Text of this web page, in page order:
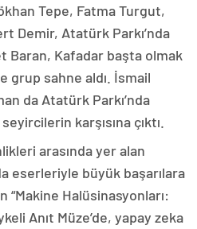
Tepe, Fatma Turgut,
Demir, Atatürk Parkı’nda
Baran, Kafadar başta olmak
grup sahne aldı. İsmail
da Atatürk Parkı’nda
karşısına çıktı.
arasında yer alan
eserleriyle büyük başarılara
“Makine Halüsinasyonları:
Anıt Müze’de, yapay zeka